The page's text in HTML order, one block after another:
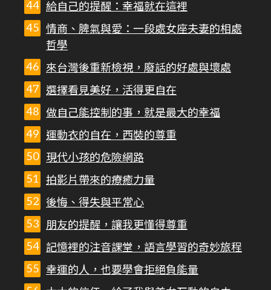
給自己的提醒：幸福就在這裡
情商、脾氣與愛：一段處女座夫妻的相處
哲學
來台灣後重新檢視，廢話的好處與壞處
選擇看見美好，活得更自在
做自己能控制的事，就是最大的幸福
運動衣的自在，西裝的尊重
現代小孩的危險網路
拍影片帶來的療癒力量
後悔、得失與平常心
朋友的提醒，讓我更懂得尊重
記憶裡的注音課堂，語言學習的奇妙旅程
幸運的人，也要學會拒絕負能量